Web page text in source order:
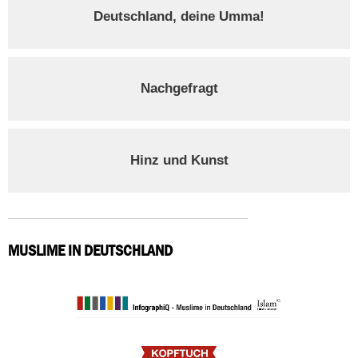
Deutschland, deine Umma!
Nachgefragt
Hinz und Kunst
MUSLIME IN DEUTSCHLAND